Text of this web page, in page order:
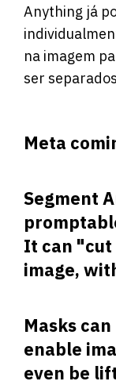
Anything já
na imagem
ser
Meta
Segment
It can "cut
image,
Masks
enable
even be